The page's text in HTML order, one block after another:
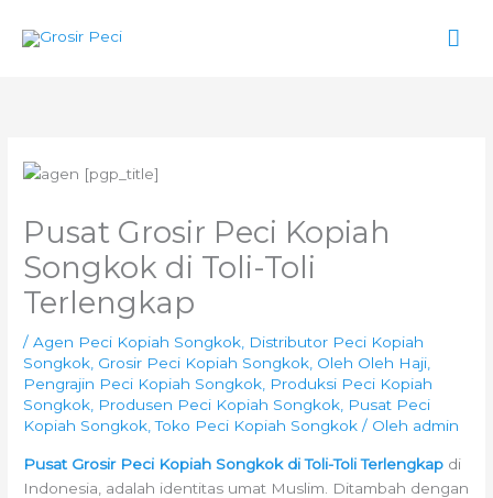
Pusat Grosir Peci Kopiah
Songkok di Toli-Toli
Terlengkap
/Agen Peci Kopiah Songkok, Distributor Peci Kopiah
Songkok, Grosir Peci Kopiah Songkok, Oleh Oleh Haji,
Pengrajin Peci Kopiah Songkok, Produksi Peci Kopiah
Songkok, Produsen Peci Kopiah Songkok, Pusat Peci
Kopiah Songkok,Toko Peci Kopiah Songkok / Oleh admin
Pusat Grosir Peci Kopiah Songkok di Toli-Toli Terlengkap di
Indonesia, adalah identitas umat Muslim. Ditambah dengan